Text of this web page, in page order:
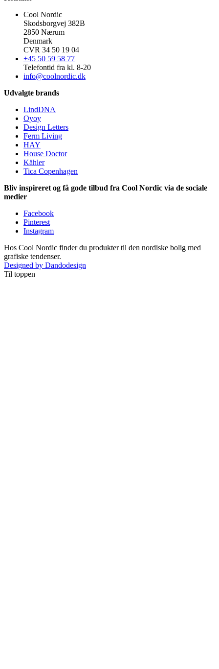
Cool Nordic
Skodsborgvej 382B
2850 Nærum
Denmark
CVR 34 50 19 04
+45 50 59 58 77
Telefontid fra kl. 8-20
info@coolnordic.dk
Udvalgte brands
LindDNA
Oyoy
Design Letters
Ferm Living
HAY
House Doctor
Kähler
Tica Copenhagen
Bliv inspireret og få gode tilbud fra Cool Nordic via de sociale
medier
Facebook
Pinterest
Instagram
Hos Cool Nordic finder du produkter til den nordiske bolig med
grafiske tendenser.
Designed by Dandodesign
Til toppen